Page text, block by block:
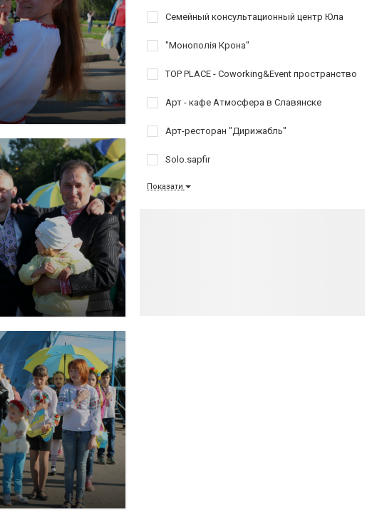
Семейный консультационный центр Юла
"Монополія Крона"
TOP PLACE - Coworking&Event пространство
Арт - кафе Атмосфера в Славянске
Арт-ресторан "Дирижабль"
Solo.sapfir
Показати